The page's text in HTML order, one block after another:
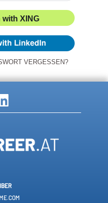
with XING
VERGESSEN?